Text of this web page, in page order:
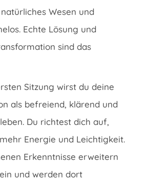
Wesen und
Echte Lösung und
sind das
Sitzung wirst du deine
als befreiend, klärend und
Du richtest dich auf,
Energie und Leichtigkeit.
Erkenntnisse erweitern
und werden dort